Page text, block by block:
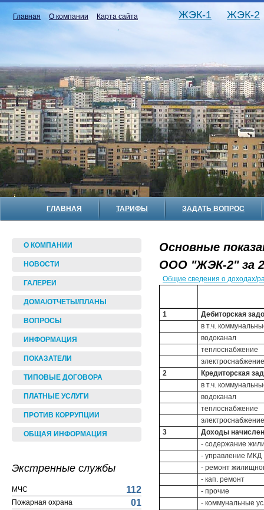
Главная О компании Карта сайта ЖЭК-1 ЖЭК-2
ГЛАВНАЯ ТАРИФЫ ЗАДАТЬ ВОПРОС
О КОМПАНИИ
НОВОСТИ
ГАЛЕРЕИ
ДОМА/ОТЧЕТЫ/ПЛАНЫ
ВОПРОСЫ
ИНФОРМАЦИЯ
ПОКАЗАТЕЛИ
ТИПОВЫЕ ДОГОВОРА
ПЛАТНЫЕ УСЛУГИ
ПРОТИВ КОРРУПЦИИ
ОБЩАЯ ИНФОРМАЦИЯ
Экстренные службы
МЧС 112
Пожарная охрана 01
Основные
ООО "ЖЭК-2" за
Общие сведения о доходах/
1
Дебиторская
в т.ч.
водоканал
теплоснабжение
электроснабжение
2
Кредиторская
в т.ч.
водоканал
теплоснабжение
электроснабжение
3
Доходы
- содержание
- управление МКД
- ремонт
- кап. ремонт
- прочие
- коммунальные